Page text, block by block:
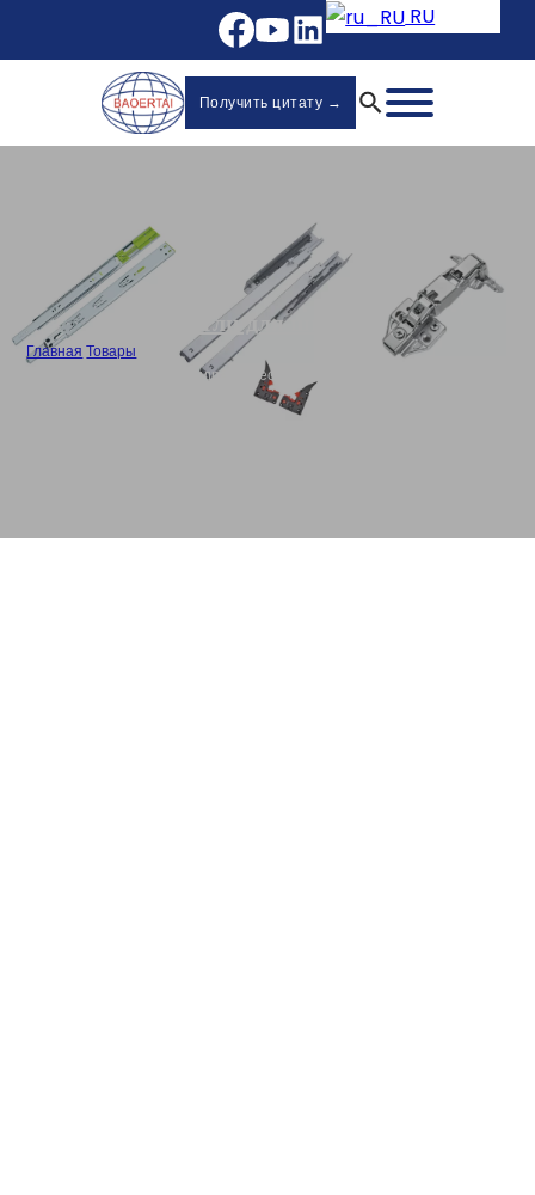
RU
Получить цитату →
Петли для шкафа
Главная /Товары
Один путь 165° клип-на гидравлические петли специальный угол